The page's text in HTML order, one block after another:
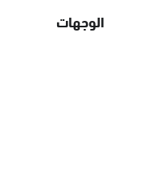
الوجهات